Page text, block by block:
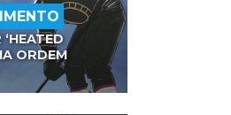
ORDEM